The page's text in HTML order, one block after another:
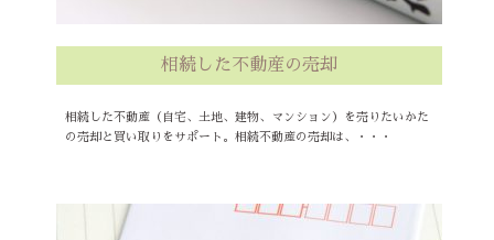
相続した不動産の売却
相続した不動産（自宅、土地、建物、マンション）を売りたいかた
の売却と買い取りをサポート。相続不動産の売却は、・・・